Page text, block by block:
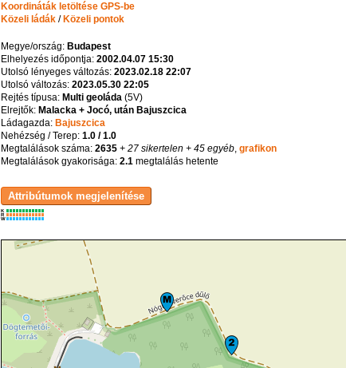
Koordináták letöltése GPS-be
Közeli ládák/ Közeli pontok
Megye/ország: Budapest
Elhelyezés időpontja: 2002.04.07 15:30
Utolsó lényeges változás: 2023.02.18 22:07
Utolsó változás: 2023.05.30 22:05
Rejtés típusa: Multi geoláda(5V)
Elrejtők: Malacka + Jocó, után Bajuszcica
Ládagazda: Bajuszcica
Nehézség / Terep: 1.0 / 1.0
Megtalálások száma: 2635+ 27 sikertelen + 45 egyéb, grafikon
Megtalálások gyakorisága: 2.1megtalálás hetente
K
R
W